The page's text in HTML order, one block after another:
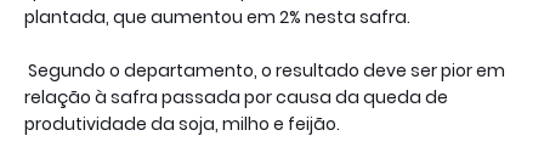
plantada, que aumentou em 2% nesta safra.
Segundo o departamento, o resultado deve ser pior em
relação à safra passada por causa da queda de
produtividade da soja, milho e feijão.